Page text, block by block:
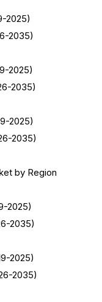
2035)
2025)
2035)
2025)
2035)
by Region
2025)
2035)
2025)
2035)